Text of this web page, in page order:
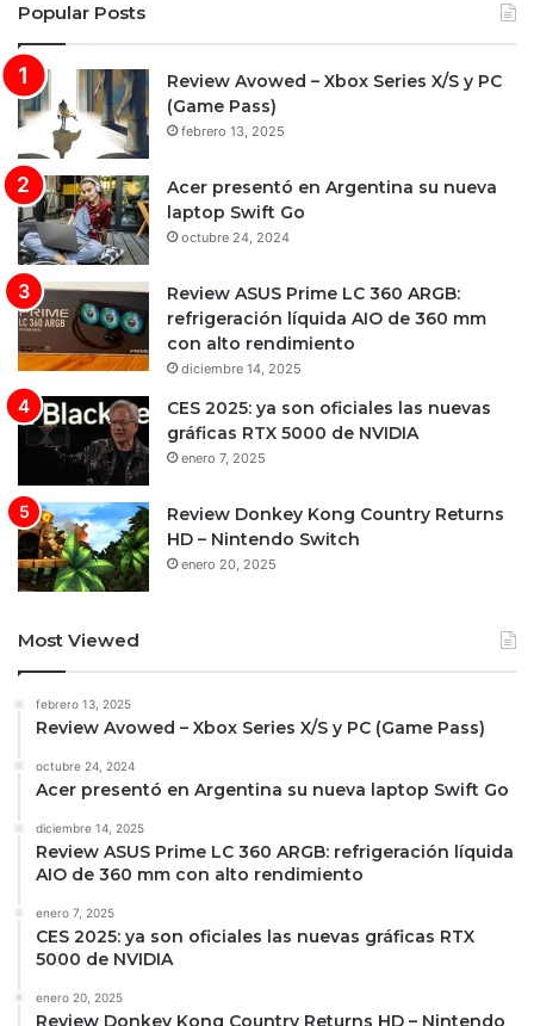
Popular Posts
Review Avowed – Xbox Series X/S y PC
(Game Pass)
febrero 13, 2025
Acer presentó en Argentina su nueva
laptop Swift Go
octubre 24, 2024
Review ASUS Prime LC 360 ARGB:
refrigeración líquida AIO de 360 mm
con alto rendimiento
diciembre 14, 2025
CES 2025: ya son oficiales las nuevas
gráficas RTX 5000 de NVIDIA
enero 7, 2025
Review Donkey Kong Country Returns
HD – Nintendo Switch
enero 20, 2025
Most Viewed
febrero 13, 2025
Review Avowed – Xbox Series X/S y PC (Game Pass)
octubre 24, 2024
Acer presentó en Argentina su nueva laptop Swift Go
diciembre 14, 2025
Review ASUS Prime LC 360 ARGB: refrigeración líquida
AIO de 360 mm con alto rendimiento
enero 7, 2025
CES 2025: ya son oficiales las nuevas gráficas RTX
5000 de NVIDIA
enero 20, 2025